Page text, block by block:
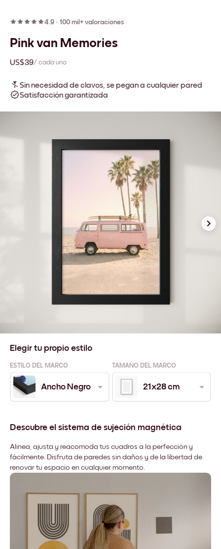
4.9 · 100 mil+ valoraciones
Pink van Memories
US$39/ cada uno
Sin necesidad de clavos, se pegan a cualquier pared
Satisfacción garantizada
Elegir tu propio estilo
ESTILO DEL MARCO TAMAÑO DEL MARCO
Ancho Negro 21x28 cm
Descubre el sistema de sujeción magnética
Alinea, ajusta y reacomoda tus cuadros a la perfección y
fácilmente. Disfruta de paredes sin daños y de la libertad de
renovar tu espacio en cualquier momento.